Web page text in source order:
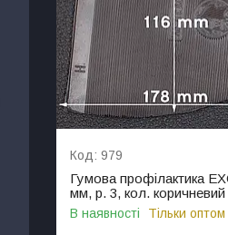
979
Гумова профілактика
мм, р. 3, кол. коричневий
В наявності Тільки оптом